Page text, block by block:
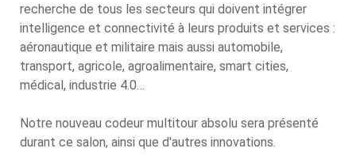
recherche de tous les secteurs qui doivent intégrer
intelligence et connectivité à leurs produits et services :
aéronautique et militaire mais aussi automobile,
transport, agricole, agroalimentaire, smart cities,
médical, industrie 4.0…
Notre nouveau codeur multitour absolu sera présenté
durant ce salon, ainsi que d'autres innovations.